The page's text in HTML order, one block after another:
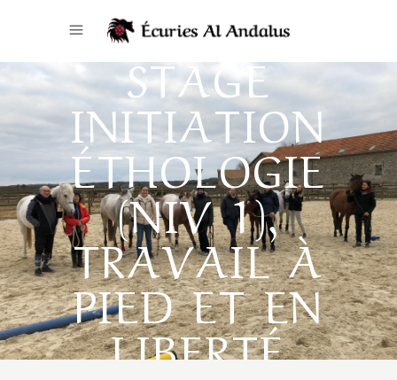
STAGE
INITIATION
ÉTHOLOGIE
(NIV 1),
TRAVAIL À
PIED ET EN
LIBERTÉ